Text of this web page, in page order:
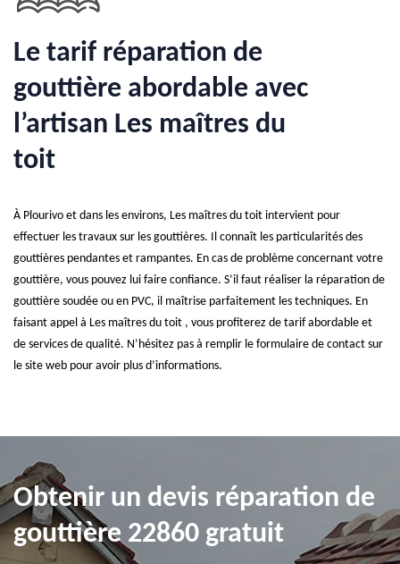
Le tarif réparation de
gouttière abordable avec
l’artisan Les maîtres du
toit
À Plourivo et dans les environs, Les maîtres du toit intervient pour
effectuer les travaux sur les gouttières. Il connaît les particularités des
gouttières pendantes et rampantes. En cas de problème concernant votre
gouttière, vous pouvez lui faire confiance. S’il faut réaliser la réparation de
gouttière soudée ou en PVC, il maîtrise parfaitement les techniques. En
faisant appel à Les maîtres du toit , vous profiterez de tarif abordable et
de services de qualité. N’hésitez pas à remplir le formulaire de contact sur
le site web pour avoir plus d’informations.
Obtenir un devis réparation de
gouttière 22860 gratuit